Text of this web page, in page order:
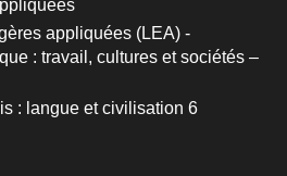
appliquées (LEA) -
: travail, cultures et sociétés –
: langue et civilisation 6